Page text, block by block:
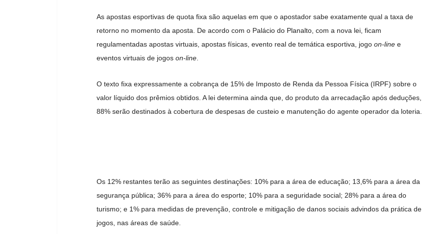
As apostas esportivas de quota fixa são aquelas em que o apostador sabe exatamente qual a taxa de
retorno no momento da aposta. De acordo com o Palácio do Planalto, com a nova lei, ficam
regulamentadas apostas virtuais, apostas físicas, evento real de temática esportiva, jogo on-line e
eventos virtuais de jogos on-line
O texto fixa expressamente a cobrança de 15% de Imposto de Renda da Pessoa Física (IRPF) sobre o
valor líquido dos prêmios obtidos. A lei determina ainda que, do produto da arrecadação após deduções,
88% serão destinados à cobertura de despesas de custeio e manutenção do agente operador da loteria.
Os 12% restantes terão as seguintes destinações: 10% para a área de educação; 13,6% para a área da
segurança pública; 36% para a área do esporte; 10% para a seguridade social; 28% para a área do
turismo; e 1% para medidas de prevenção, controle e mitigação de danos sociais advindos da prática de
jogos, nas áreas de saúde.